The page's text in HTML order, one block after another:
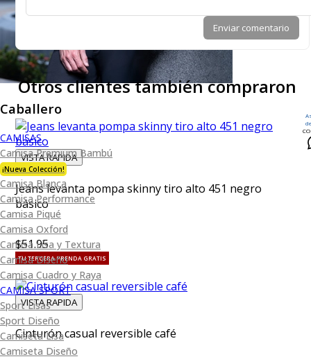
Caballero
CAMISAS
Camisa Premium Bambú
¡Nueva Colección!
Camisa Blanca
Camisa Performance
Camisa Piqué
Camisa Oxford
Camisa Lisa y Textura
Camisa Diseño
Camisa Cuadro y Raya
CAMISA SPORT
Sport Lisas
Sport Diseño
Camiseta Lisa
Camiseta Diseño
Enviar comentario
Otros clientes también compraron
VISTA RAPIDA
Jeans levanta pompa skinny tiro alto 451 negro
básico
$51.95
TU TERCERA PRENDA GRATIS
VISTA RAPIDA
Cinturón casual reversible café
de